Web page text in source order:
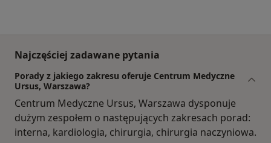
Najczęściej zadawane pytania
Porady z jakiego zakresu oferuje Centrum Medyczne
Ursus, Warszawa?
Centrum Medyczne Ursus, Warszawa dysponuje
dużym zespołem o następujących zakresach porad:
interna, kardiologia, chirurgia, chirurgia naczyniowa.